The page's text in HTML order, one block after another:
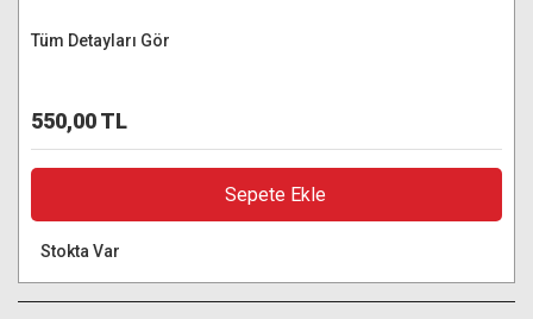
Tüm Detayları Gör
550,00 TL
Sepete Ekle
Stokta Var